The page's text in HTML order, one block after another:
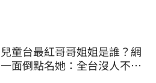
兒童台最紅哥哥姐姐是誰？網
一面倒點名她：全台沒人不認